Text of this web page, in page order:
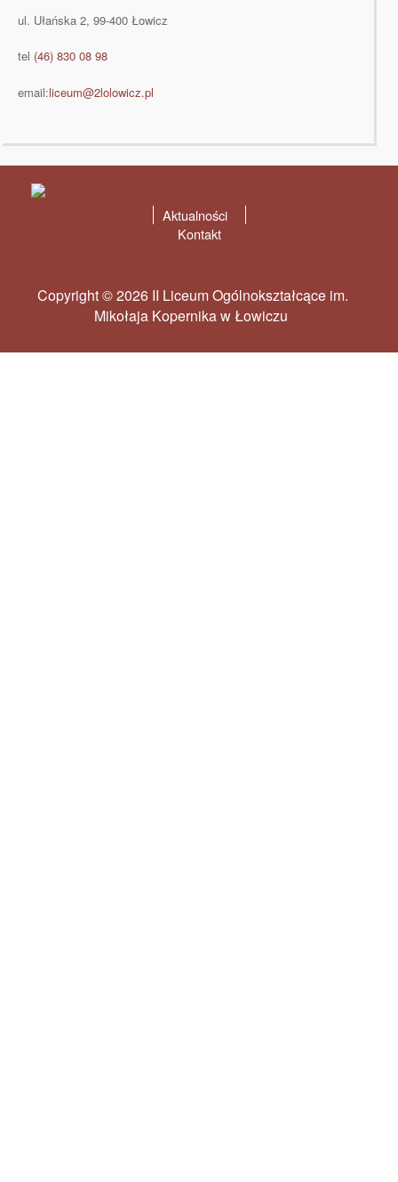
ul. Ułańska 2, 99-400 Łowicz
tel (46) 830 08 98
email:liceum@2lolowicz.pl
Aktualności
Kontakt
Copyright © 2026 II Liceum Ogólnokształcące im.
Mikołaja Kopernika w Łowiczu